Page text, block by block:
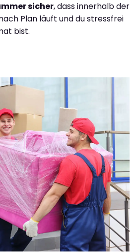
sicher, dass innerhalb der
Plan läuft und du stressfrei
bist.